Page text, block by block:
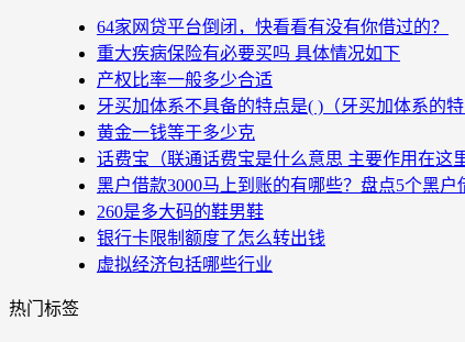
64家网贷平台倒闭，快看看有没有你借过的？
重大疾病保险有必要买吗 具体情况如下
产权比率一般多少合适
牙买加体系不具备的特点是( )（牙买加体系的特
黄金一钱等于多少克
话费宝（联通话费宝是什么意思 主要作用在这里
黑户借款3000马上到账的有哪些？盘点5个黑户
260是多大码的鞋男鞋
银行卡限制额度了怎么转出钱
虚拟经济包括哪些行业
热门标签